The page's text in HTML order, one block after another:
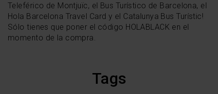
Teleférico de Montjuïc, el Bus Turístico de Barcelona, el
Hola Barcelona Travel Card y el Catalunya Bus Turístic!
Sólo tienes que poner el código HOLABLACK en el
momento de la compra.
Tags